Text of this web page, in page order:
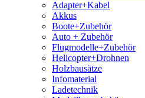
Adapter+Kabel
Akkus
Boote+Zubehör
Auto + Zubehör
Flugmodelle+Zubehör
Helicopter+Drohnen
Holzbausätze
Infomaterial
Ladetechnik